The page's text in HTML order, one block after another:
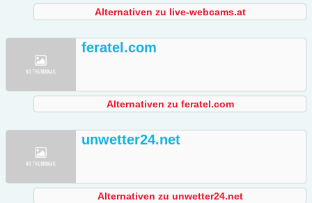
Alternativen zu live-webcams.at
feratel.com
Alternativen zu feratel.com
unwetter24.net
Alternativen zu unwetter24.net